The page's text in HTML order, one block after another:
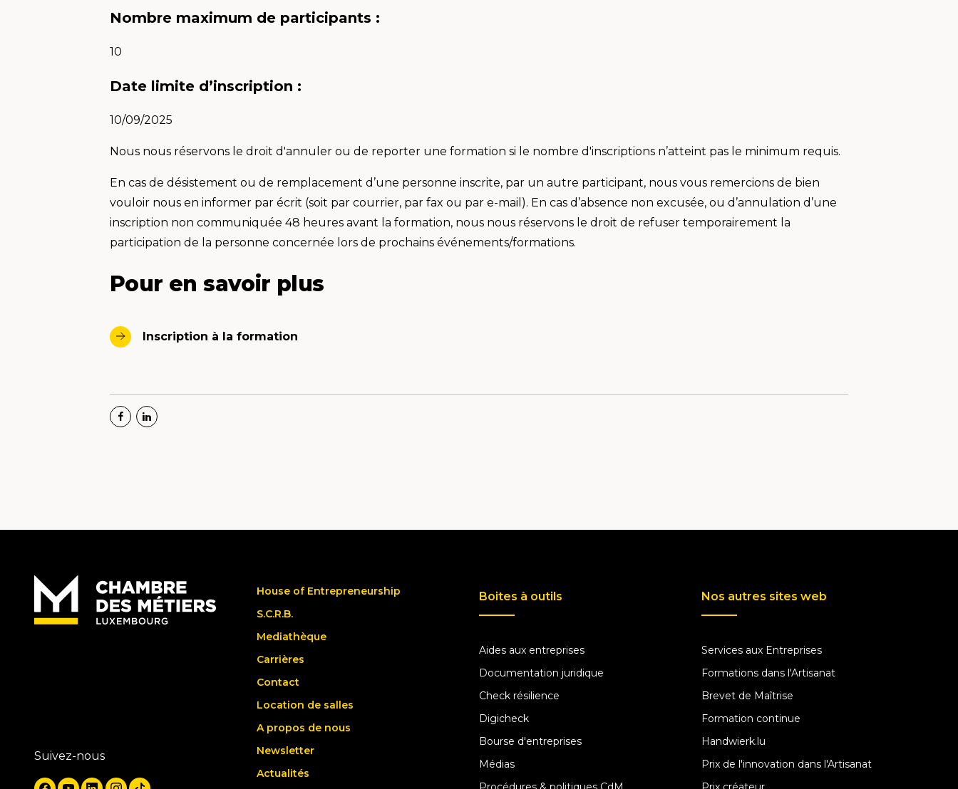
Nombre maximum de participants :
10
Date limite d’inscription :
10/09/2025
Nous nous réservons le droit d'annuler ou de reporter une formation si le nombre d'inscriptions n’atteint pas le minimum requis.
En cas de désistement ou de remplacement d’une personne inscrite, par un autre participant, nous vous remercions de bien
vouloir nous en informer par écrit (soit par courrier, par fax ou par e-mail). En cas d’absence non excusée, ou d’annulation d’une
inscription non communiquée 48 heures avant la formation, nous nous réservons le droit de refuser temporairement la
participation de la personne concernée lors de prochains événements/formations.
Pour en savoir plus
Inscription à la formation
Suivez-nous
House of Entrepreneurship
S.C.R.B.
Mediathèque
Carrières
Contact
Location de salles
A propos de nous
Newsletter
Actualités
Boites à outils
Aides aux entreprises
Documentation juridique
Check résilience
Digicheck
Bourse d'entreprises
Médias
Nos autres sites web
Services aux Entreprises
Formations dans l'Artisanat
Brevet de Maîtrise
Formation continue
Handwierk.lu
Prix de l'innovation dans l'Artisanat